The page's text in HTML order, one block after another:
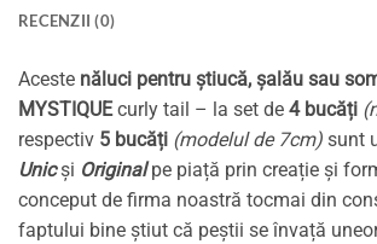
RECENZII (0)
Aceste năluci pentru știucă, șalău sau
MYSTIQUEcurly tail – la set de 4 bucăți
respectiv 5 bucăți (modelul de 7cm) sunt
Unicși Originalpe piață prin creație și
conceput de firma noastră tocmai din
faptului bine știut că peștii se învață